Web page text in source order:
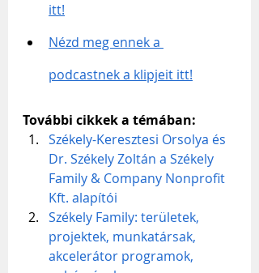
itt!
Nézd meg ennek a
podcastnek a klipjeit itt!
További cikkek a témában:
Székely-Keresztesi Orsolya és
Dr. Székely Zoltán a Székely
Family & Company Nonprofit
Kft. alapítói
Székely Family: területek,
projektek, munkatársak,
akcelerátor programok,